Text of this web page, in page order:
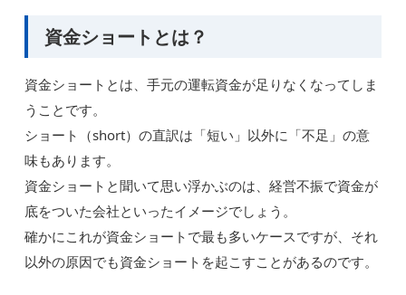
資金ショートとは？
資金ショートとは、手元の運転資金が足りなくなってしま
うことです。
ショート（short）の直訳は「短い」以外に「不足」の意
味もあります。
資金ショートと聞いて思い浮かぶのは、経営不振で資金が
底をついた会社といったイメージでしょう。
確かにこれが資金ショートで最も多いケースですが、それ
以外の原因でも資金ショートを起こすことがあるのです。